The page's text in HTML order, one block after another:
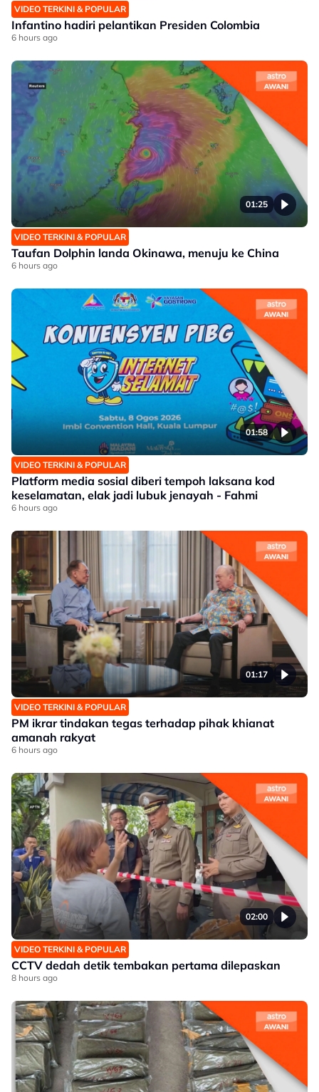
VIDEO TERKINI & POPULAR
Infantino hadiri pelantikan Presiden Colombia
6 hours ago
01:25
VIDEO TERKINI & POPULAR
Taufan Dolphin landa Okinawa, menuju ke China
6 hours ago
01:58
VIDEO TERKINI & POPULAR
Platform media sosial diberi tempoh laksana kod
keselamatan, elak jadi lubuk jenayah - Fahmi
6 hours ago
01:17
VIDEO TERKINI & POPULAR
PM ikrar tindakan tegas terhadap pihak khianat
amanah rakyat
6 hours ago
02:00
VIDEO TERKINI & POPULAR
CCTV dedah detik tembakan pertama dilepaskan
8 hours ago